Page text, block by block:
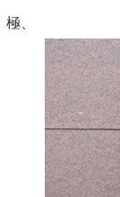
極、